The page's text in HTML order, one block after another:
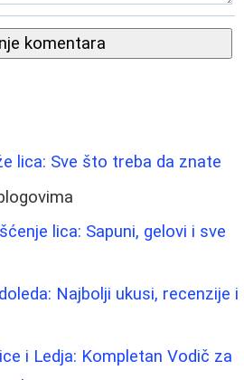
komentara
lica: Sve što treba da znate
lica: Sapuni, gelovi i sve
Najbolji ukusi, recenzije i
i Ledja: Kompletan Vodič za